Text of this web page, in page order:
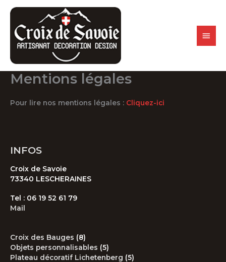
contenu
MENU
Mentions légales
Pour lire nos mentions légales : Cliquez-ici
INFOS
Croix de Savoie
73340 LESCHERAINES
Tel : 06 19 52 61 79
Mail
Croix des Bauges 88
produits
Objets personnalisables 55
produits
Plateau décoratif Lichetenberg 55